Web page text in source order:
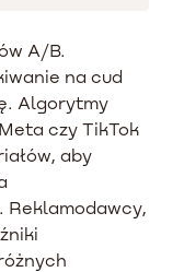
A/B.
na cud
Algorytmy
czy TikTok
aby
Reklamodawcy,